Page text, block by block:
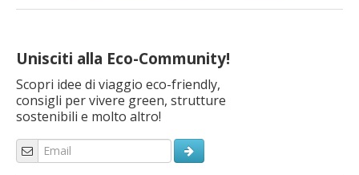
Unisciti alla Eco-Community!
Scopri idee di viaggio eco-friendly,
consigli per vivere green, strutture
sostenibili e molto altro!